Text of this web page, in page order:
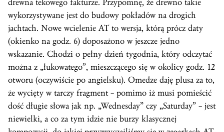
drewna tekowego fakturze. Przypomnę, że drewno takie
wykorzystywane jest do budowy pokładów na drogich
jachtach. Nowe wcielenie AT to wersja, którą prócz daty
(okienko na godz. 6) doposażono w jeszcze jedno
wskazanie. Chodzi o pełny dzień tygodnia, który odczytać
można z „łukowatego”, mieszczącego się w okolicy godz. 12
otworu (oczywiście po angielsku). Omedze daję plusa za to,
że wycięty w tarczy fragment – pomimo iż musi pomieścić
dość długie słowa jak np. „Wednesday” czy „Saturday” – jest
niewielki, a co za tym idzie nie burzy klasycznej